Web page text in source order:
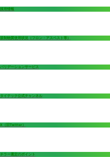
採用情報
規制物質使用状況（フロン・アスベスト等）
バリデーションサービス
タイテック公式チャンネル
X（旧Twitter）
チラー選定のポイント